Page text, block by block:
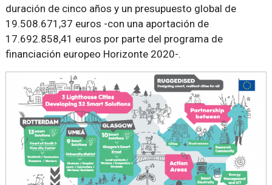
duración de cinco años y un presupuesto global de
19.508.671,37 euros -con una aportación de
17.692.858,41 euros por parte del programa de
financiación europeo Horizonte 2020-.